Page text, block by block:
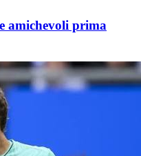
amichevoli prima